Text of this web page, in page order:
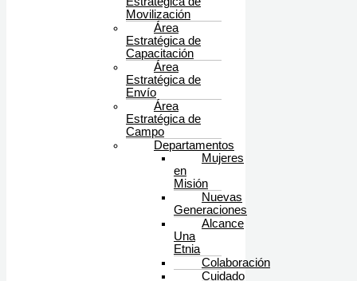
Movilización
Área
Estratégica de
Capacitación
Área
Estratégica de
Envío
Área
Estratégica de
Campo
Departamentos
Mujeres
en
Misión
Nuevas
Generaciones
Alcance
Una
Etnia
Colaboración
Cuidado